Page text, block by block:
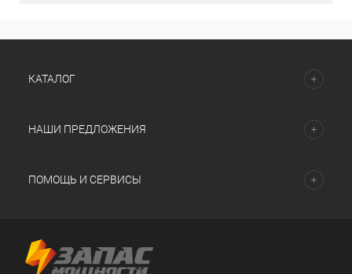
КАТАЛОГ
НАШИ ПРЕДЛОЖЕНИЯ
ПОМОЩЬ И СЕРВИСЫ